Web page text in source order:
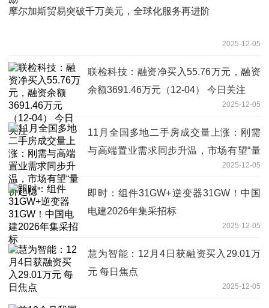
摩尔加斯贸易突破千万美元，全球化服务再进阶
2025-12-05
联检科技：融资净买入55.76万元，融资
余额3691.46万元（12-04） 今日关注
2025-12-05
11月全国多地二手房成交量上涨：刚需
与高端置业需求同步升温，市场有望“量
2025-12-05
即时：组件31GW+逆变器31GW！中国
电建2026年集采招标
2025-12-05
慧为智能：12月4日获融资买入29.01万
元 每日焦点
2025-12-05